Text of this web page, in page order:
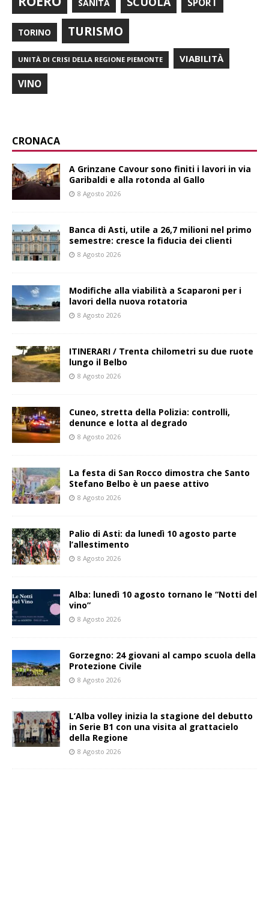
SANITÀ SPORT
TORINO TURISMO
UNITÀ DI CRISI DELLA REGIONE PIEMONTE VIABILITÀ
VINO
CRONACA
A Grinzane Cavour sono finiti i lavori in via
Garibaldi e alla rotonda al Gallo
8 Agosto 2026
Banca di Asti, utile a 26,7 milioni nel primo
semestre: cresce la fiducia dei clienti
8 Agosto 2026
Modifiche alla viabilità a Scaparoni per i
lavori della nuova rotatoria
8 Agosto 2026
ITINERARI / Trenta chilometri su due ruote
lungo il Belbo
8 Agosto 2026
Cuneo, stretta della Polizia: controlli,
denunce e lotta al degrado
8 Agosto 2026
La festa di San Rocco dimostra che Santo
Stefano Belbo è un paese attivo
8 Agosto 2026
Palio di Asti: da lunedì 10 agosto parte
l’allestimento
8 Agosto 2026
Alba: lunedì 10 agosto tornano le “Notti del
vino”
8 Agosto 2026
Gorzegno: 24 giovani al campo scuola della
Protezione Civile
8 Agosto 2026
L’Alba volley inizia la stagione del debutto
in Serie B1 con una visita al grattacielo
della Regione
8 Agosto 2026